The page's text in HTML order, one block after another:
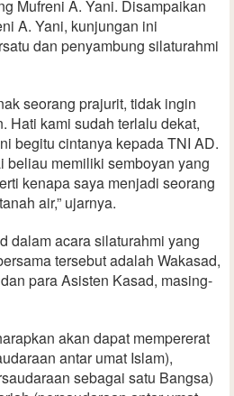
Mufreni A. Yani. Disampaikan
A. Yani, kunjungan ini
dan penyambung silaturahmi
seorang prajurit, tidak ingin
Hati kami sudah terlalu dekat,
begitu cintanya kepada TNI AD.
beliau memiliki semboyan yang
kenapa saya menjadi seorang
air,” ujarnya.
dalam acara silaturahmi yang
tersebut adalah Wakasad,
para Asisten Kasad, masing-
akan dapat mempererat
antar umat Islam),
sebagai satu Bangsa)